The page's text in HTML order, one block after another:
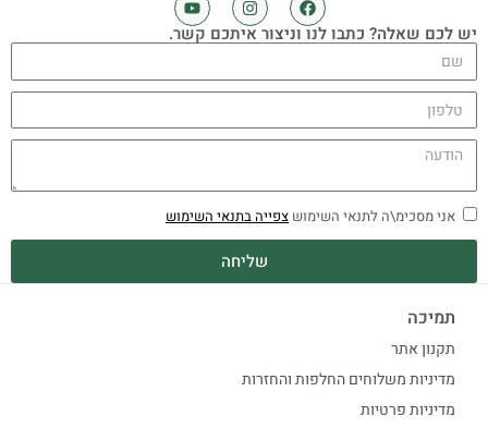
יש לכם שאלה? כתבו לנו וניצור איתכם קשר.
אני מסכימ\ה לתנאי השימוש צפייה בתנאי השימוש
שליחה
תמיכה
תקנון אתר
מדיניות משלוחים החלפות והחזרות
מדיניות פרטיות